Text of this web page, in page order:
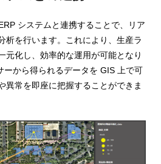
システムと連携することで、リア
析を行います。これにより、生産ラ
元化し、効率的な運用が可能となり
ーから得られるデータを GIS 上で可
異常を即座に把握することができま